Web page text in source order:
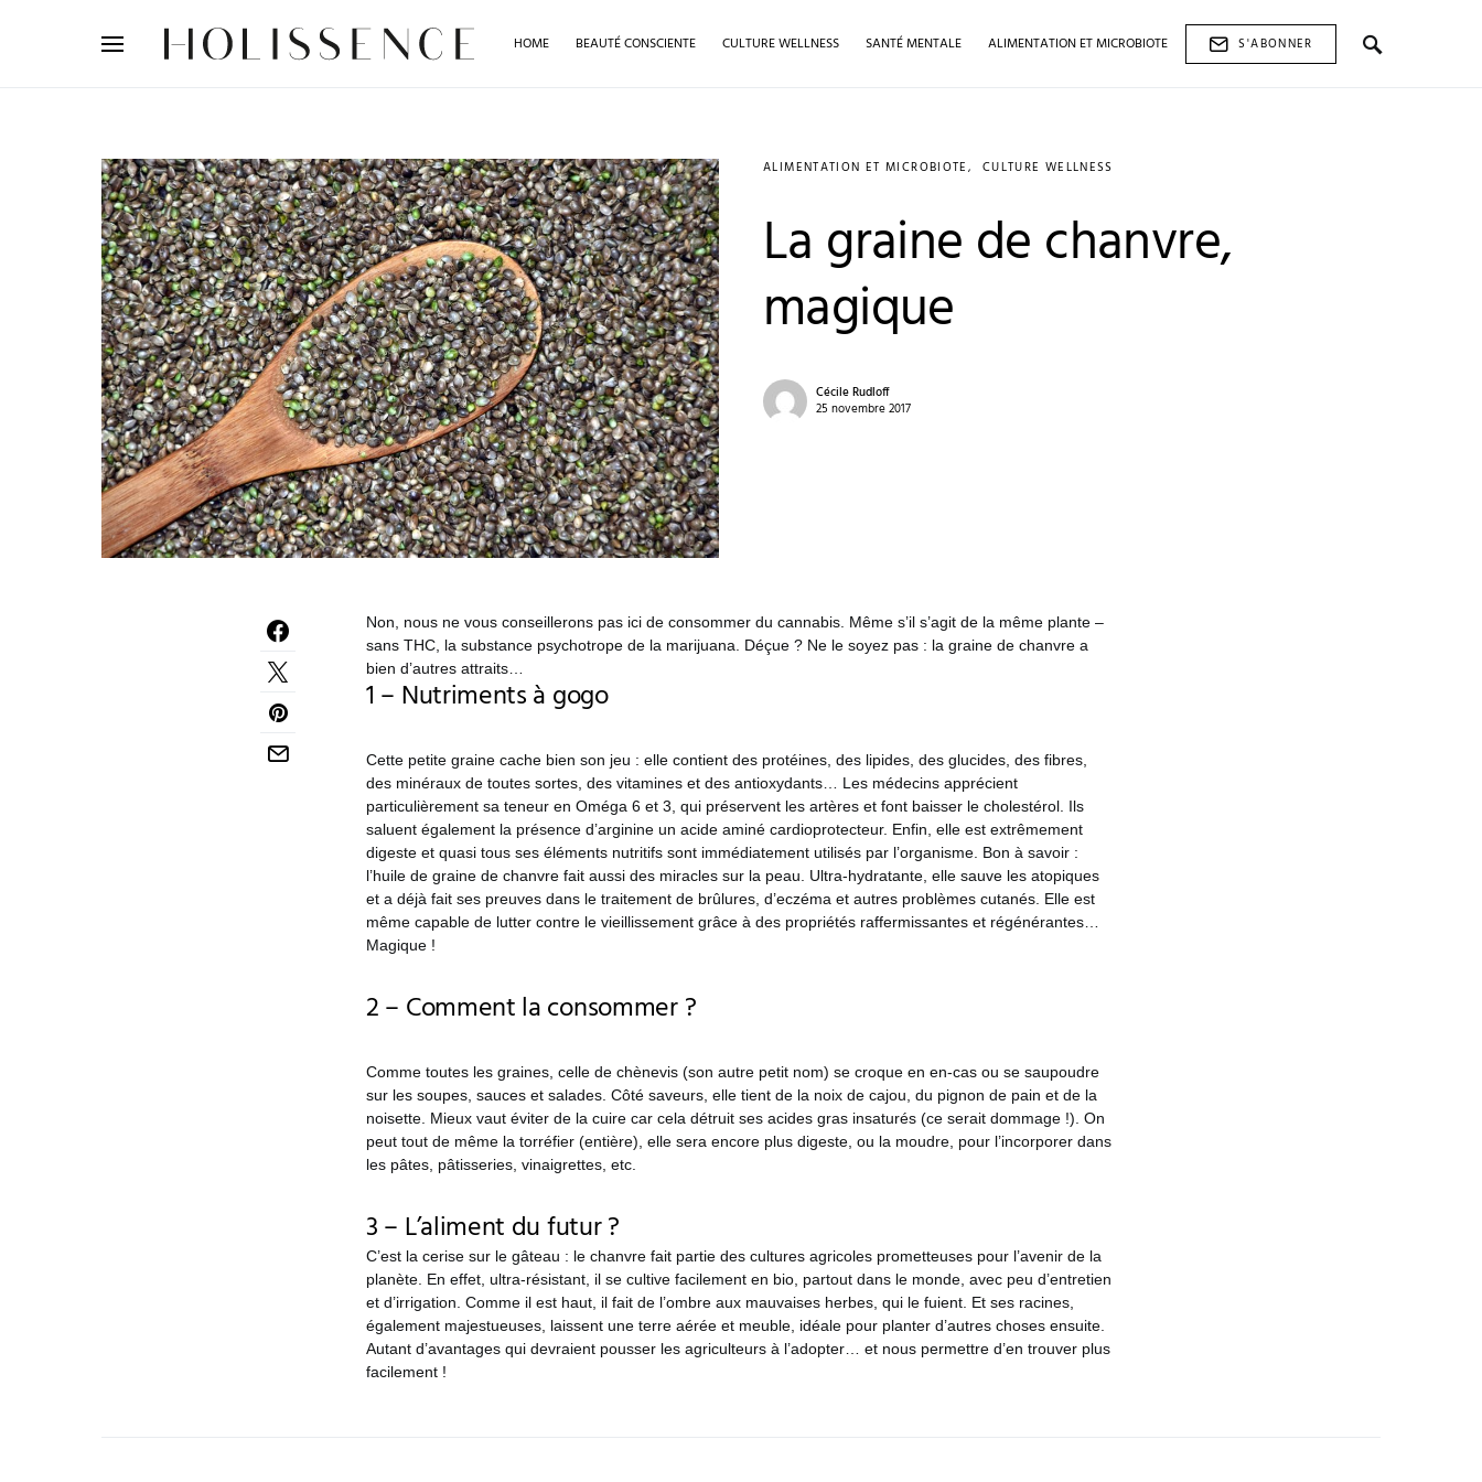
HOME BEAUTÉ CONSCIENTE CULTURE WELLNESS SANTÉ MENTALE ALIMENTATION ET MICROBIOTE
S'ABONNER
ALIMENTATION ET MICROBIOTE CULTURE WELLNESS
La graine de chanvre,
magique
Cécile Rudloff
25 novembre 2017
Non, nous ne vous conseillerons pas ici de consommer du cannabis. Même s’il s’agit de la même plante –
sans THC, la substance psychotrope de la marijuana. Déçue ? Ne le soyez pas : la graine de chanvre a
bien d’autres attraits…
1 – Nutriments à gogo
Cette petite graine cache bien son jeu : elle contient des protéines, des lipides, des glucides, des fibres,
des minéraux de toutes sortes, des vitamines et des antioxydants… Les médecins apprécient
particulièrement sa teneur en Oméga 6 et 3, qui préservent les artères et font baisser le cholestérol. Ils
saluent également la présence d’arginine un acide aminé cardioprotecteur. Enfin, elle est extrêmement
digeste et quasi tous ses éléments nutritifs sont immédiatement utilisés par l’organisme. Bon à savoir :
l’huile de graine de chanvre fait aussi des miracles sur la peau. Ultra-hydratante, elle sauve les atopiques
et a déjà fait ses preuves dans le traitement de brûlures, d’eczéma et autres problèmes cutanés. Elle est
même capable de lutter contre le vieillissement grâce à des propriétés raffermissantes et régénérantes…
Magique !
2 – Comment la consommer ?
Comme toutes les graines, celle de chènevis (son autre petit nom) se croque en en-cas ou se saupoudre
sur les soupes, sauces et salades. Côté saveurs, elle tient de la noix de cajou, du pignon de pain et de la
noisette. Mieux vaut éviter de la cuire car cela détruit ses acides gras insaturés (ce serait dommage !). On
peut tout de même la torréfier (entière), elle sera encore plus digeste, ou la moudre, pour l’incorporer dans
les pâtes, pâtisseries, vinaigrettes, etc.
3 – L’aliment du futur ?
C’est la cerise sur le gâteau : le chanvre fait partie des cultures agricoles prometteuses pour l’avenir de la
planète. En effet, ultra-résistant, il se cultive facilement en bio, partout dans le monde, avec peu d’entretien
et d’irrigation. Comme il est haut, il fait de l’ombre aux mauvaises herbes, qui le fuient. Et ses racines,
également majestueuses, laissent une terre aérée et meuble, idéale pour planter d’autres choses ensuite.
Autant d’avantages qui devraient pousser les agriculteurs à l’adopter… et nous permettre d’en trouver plus
facilement !